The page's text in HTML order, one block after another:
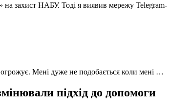
на захист НАБУ. Тоді я виявив мережу Telegram-
Мені дуже не подобається коли мені …
підхід до допомоги